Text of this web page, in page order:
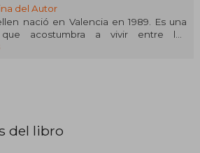
del Autor
nació en Valencia en 1989. Es una
que acostumbra a vivir entre los
las escenas y las emociones que
lo que nunca fuimos y Todo lo que
del libro